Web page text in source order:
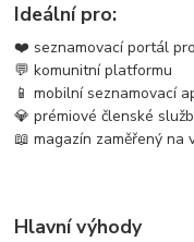
Ideální pro:
❤️ seznamovací portál
💬 komunitní platformu
📱 mobilní seznamovací
💎 prémiové členské
📖 magazín zaměřený na
Hlavní výhody